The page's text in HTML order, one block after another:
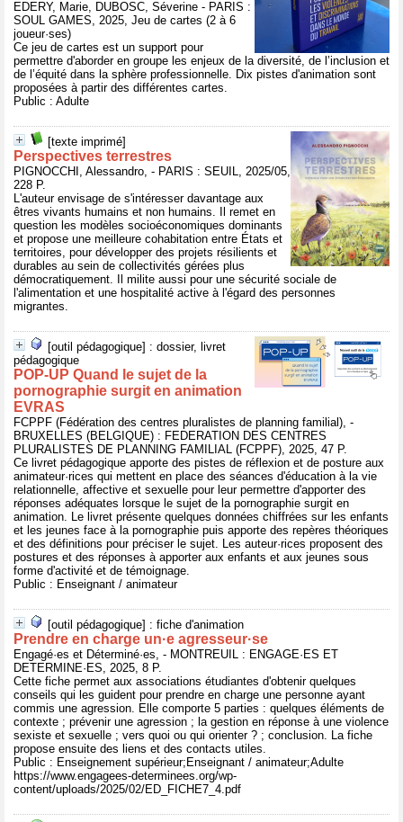
EDERY, Marie, DUBOSC, Séverine - PARIS :
SOUL GAMES, 2025, Jeu de cartes (2 à 6
joueur·ses)
Ce jeu de cartes est un support pour
permettre d'aborder en groupe les enjeux de la diversité, de l’inclusion et
de l’équité dans la sphère professionnelle. Dix pistes d'animation sont
proposées à partir des différentes cartes.
Public : Adulte
[texte imprimé]
Perspectives terrestres
PIGNOCCHI, Alessandro, - PARIS : SEUIL, 2025/05,
228 P.
L'auteur envisage de s'intéresser davantage aux
êtres vivants humains et non humains. Il remet en
question les modèles socioéconomiques dominants
et propose une meilleure cohabitation entre États et
territoires, pour développer des projets résilients et
durables au sein de collectivités gérées plus
démocratiquement. Il milite aussi pour une sécurité sociale de
l'alimentation et une hospitalité active à l'égard des personnes
migrantes.
[outil pédagogique] : dossier, livret
pédagogique
POP-UP Quand le sujet de la
pornographie surgit en animation
EVRAS
FCPPF (Fédération des centres pluralistes de planning familial), -
BRUXELLES (BELGIQUE) : FEDERATION DES CENTRES
PLURALISTES DE PLANNING FAMILIAL (FCPPF), 2025, 47 P.
Ce livret pédagogique apporte des pistes de réflexion et de posture aux
animateur·rices qui mettent en place des séances d'éducation à la vie
relationnelle, affective et sexuelle pour leur permettre d'apporter des
réponses adéquates lorsque le sujet de la pornographie surgit en
animation. Le livret présente quelques données chiffrées sur les enfants
et les jeunes face à la pornographie puis apporte des repères théoriques
et des définitions pour préciser le sujet. Les auteur·rices proposent des
postures et des réponses à apporter aux enfants et aux jeunes sous
forme d'activité et de témoignage.
Public : Enseignant / animateur
[outil pédagogique] : fiche d'animation
Prendre en charge un·e agresseur·se
Engagé·es et Déterminé·es, - MONTREUIL : ENGAGE·ES ET
DETERMINE·ES, 2025, 8 P.
Cette fiche permet aux associations étudiantes d'obtenir quelques
conseils qui les guident pour prendre en charge une personne ayant
commis une agression. Elle comporte 5 parties : quelques éléments de
contexte ; prévenir une agression ; la gestion en réponse à une violence
sexiste et sexuelle ; vers quoi ou qui orienter ? ; conclusion. La fiche
propose ensuite des liens et des contacts utiles.
Public : Enseignement supérieur;Enseignant / animateur;Adulte
https://www.engagees-determinees.org/wp-
content/uploads/2025/02/ED_FICHE7_4.pdf